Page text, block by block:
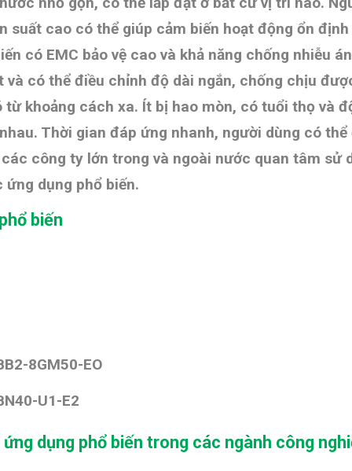
suất cao có thể giúp cảm biến hoạt động ổn
có EMC bảo vệ cao và khả năng chống nhiễu
có thể điều chỉnh độ dài ngắn, chống chịu
khoảng cách xa. Ít bị hao mòn, có tuổi thọ và
Thời gian đáp ứng nhanh, người dùng có
công ty lớn trong và ngoài nước quan tâm sử
dụng phổ biến.
biến
8GM50-EO
U1-E2
dụng phổ biến trong các ngành công